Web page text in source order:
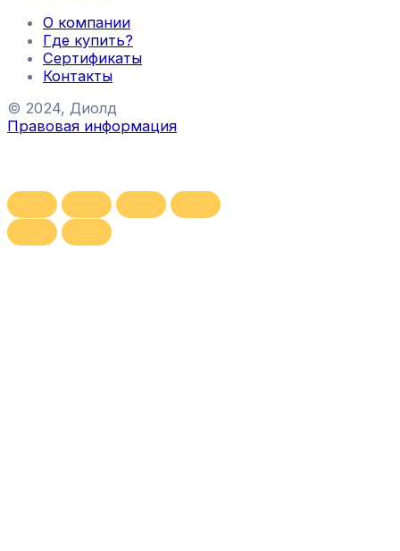
О компании
Где купить?
Сертификаты
Контакты
© 2024, Диолд
Правовая информация